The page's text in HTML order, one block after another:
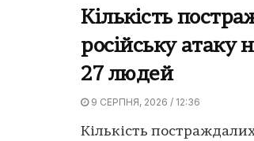
Кількість
російську атаку
27 людей
9 СЕРПНЯ, 2026 / 12:36
Кількість